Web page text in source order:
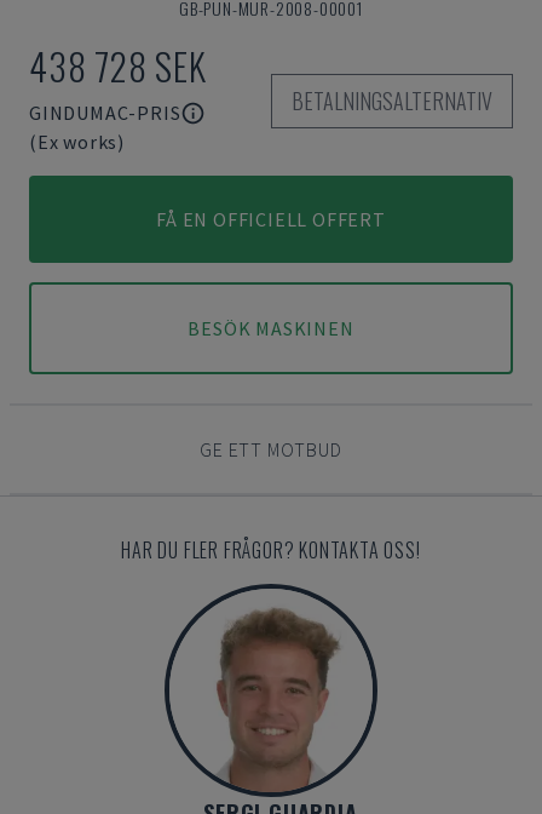
GB-PUN-MUR-2008-00001
438 728 SEK
GINDUMAC-PRIS
(Ex works)
BETALNINGSALTERNATIV
FÅ EN OFFICIELL OFFERT
BESÖK MASKINEN
GE ETT MOTBUD
HAR DU FLER FRÅGOR? KONTAKTA OSS!